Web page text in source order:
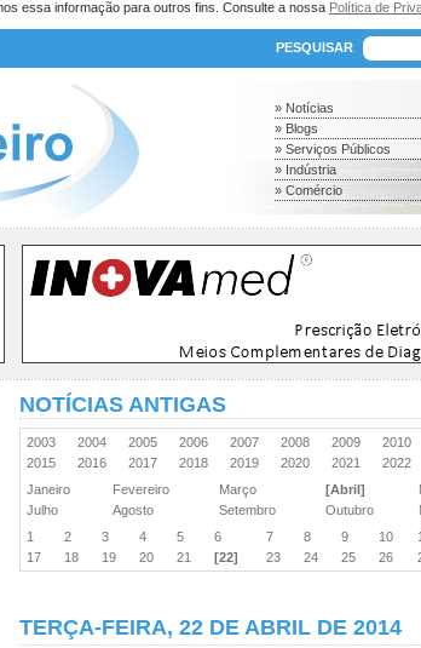
essa informação para outros fins. Consulte a nossa Política de
PESQUISAR
» Notícias
» Blogs
» Serviços Públicos
» Indústria
» Comércio
NOTÍCIAS ANTIGAS
2003 2004 2005 2006 2007 2008 2009 2010
2015
2016 2017 2018 2019 2020 2021 2022
Janeiro
Fevereiro Março [Abril]
Julho
Agosto Setembro Outubro
1
2 3 4 5 6 7 8 9 10
17
18 19 20 21 [22] 23 24 25 26
TERÇA-FEIRA, 22 DE ABRIL DE 2014